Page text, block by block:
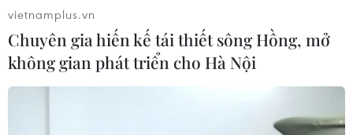
vietnamplus.vn
Chuyên gia hiến kế tái thiết sông Hồng, mở
không gian phát triển cho Hà Nội